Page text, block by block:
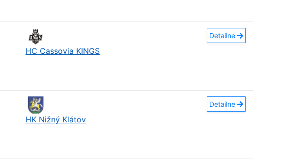
HC Cassovia KINGS
Detailne
HK Nižný Klátov
Detailne